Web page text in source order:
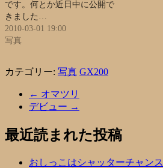
です。何とか近日中に公開で
きました…
2010-03-01 19:00
写真
カテゴリー: 写真 GX200
← オマツリ
デビュー →
最近読まれた投稿
おしっこはシャッターチャンス